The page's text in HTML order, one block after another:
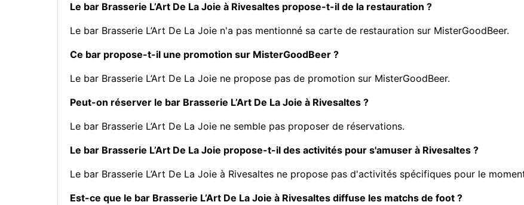
Le bar Brasserie L’Art De La Joie à Rivesaltes propose-t-il de la restauration ?
Le bar Brasserie L’Art De La Joie n'a pas mentionné sa carte de restauration sur MisterGoodBeer.
Ce bar propose-t-il une promotion sur MisterGoodBeer ?
Le bar Brasserie L’Art De La Joie ne propose pas de promotion sur MisterGoodBeer.
Peut-on réserver le bar Brasserie L’Art De La Joie à Rivesaltes ?
Le bar Brasserie L’Art De La Joie ne semble pas proposer de réservations.
Le bar Brasserie L’Art De La Joie propose-t-il des activités pour s'amuser à Rivesaltes ?
Le bar Brasserie L’Art De La Joie à Rivesaltes ne propose pas d'activités spécifiques pour le
Est-ce que le bar Brasserie L’Art De La Joie à Rivesaltes diffuse les matchs de foot ?